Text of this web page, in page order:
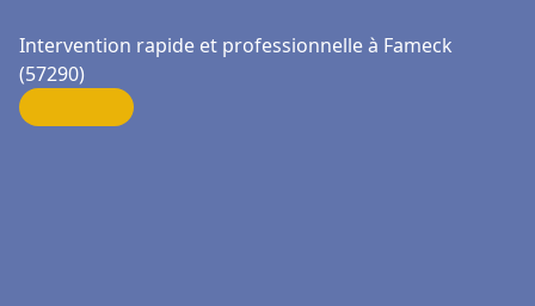
Intervention rapide et professionnelle à Fameck
(57290)